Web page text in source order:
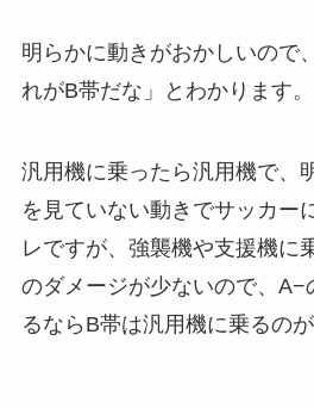
明らかに動きがおかしいので
れがB帯だな」とわかります。
汎用機に乗ったら汎用機で、
を見ていない動きでサッカー
レですが、強襲機や支援機に
のダメージが少ないので、A−
るならB帯は汎用機に乗るの